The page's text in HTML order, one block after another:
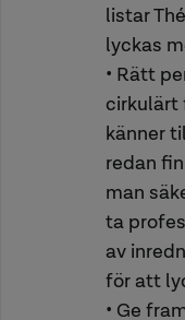
listar
lyckas
• Rätt
cirkulärt
känner
redan
man
ta
av
för att
• Ge